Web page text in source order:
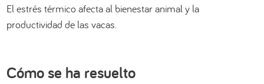
El estrés térmico afecta al bienestar animal y la
productividad de las vacas.
Cómo se ha resuelto